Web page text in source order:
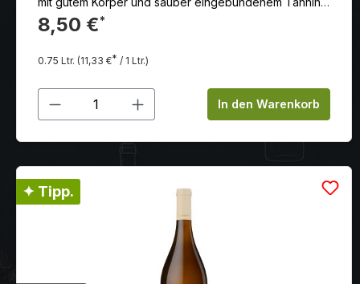
das dem Wein Tiefe und Fülle gibt
8,50 €*
0.75 Ltr. (11,33 €* / 1 Ltr.)
Produkt Anzahl: Gib denIn den Warenkorb
✦ Tipp.